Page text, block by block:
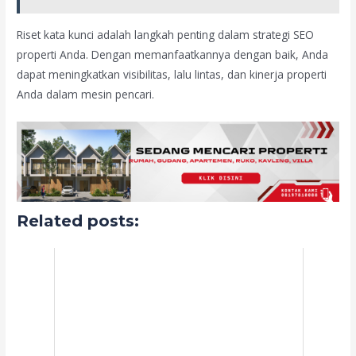
Riset kata kunci adalah langkah penting dalam strategi SEO
properti Anda. Dengan memanfaatkannya dengan baik, Anda
dapat meningkatkan visibilitas, lalu lintas, dan kinerja properti
Anda dalam mesin pencari.
Related posts: